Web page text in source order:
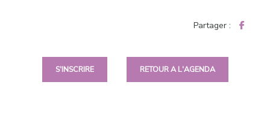
Partager :
S'INSCRIRE RETOUR A L'AGENDA